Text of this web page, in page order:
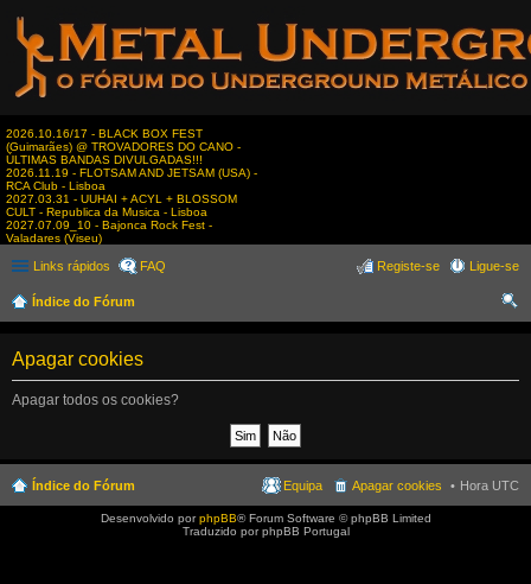
2026.10.16/17 - BLACK BOX FEST
(Guimarães) @ TROVADORES DO CANO -
ÚLTIMAS BANDAS DIVULGADAS!!!
2026.11.19 - FLOTSAM AND JETSAM (USA) -
RCA Club - Lisboa
2027.03.31 - UUHAI + ACYL + BLOSSOM
CULT - Republica da Musica - Lisboa
2027.07.09_10 - Bajonca Rock Fest -
Valadares (Viseu)
Links rápidos FAQ Ligue-se
Registe-se
Índice do Fórum
Apagar cookies
Apagar todos os cookies?
Índice do Fórum Hora UTC
Apagar cookies
Equipa
Desenvolvido porphpBB® Forum Software © phpBB Limited
Traduzido por phpBB Portugal